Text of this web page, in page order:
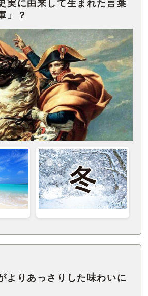
実に由来して生まれた言葉
」？
よりあっさりした味わいに